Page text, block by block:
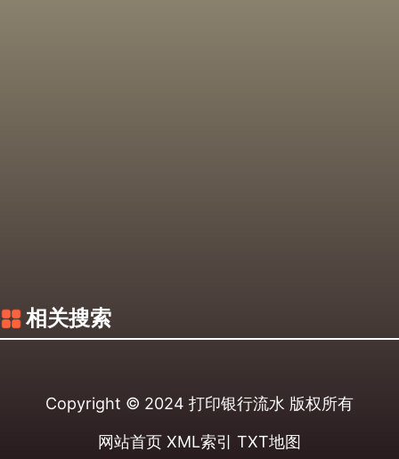
相关搜索
Copyright © 2024 打印银行流水 版权所有
网站首页 XML索引 TXT地图